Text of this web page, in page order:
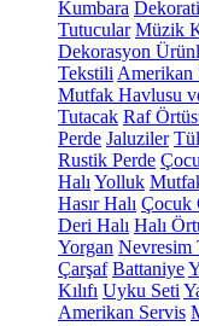
Kumbara
Tutucular Müzik
Dekorasyon
Tekstili Amerikan
Mutfak Havlusu
Tutacak Raf
Perde Jaluziler
Rustik Perde
Halı Yolluk
Hasır Halı Çocuk
Deri Halı Halı
Yorgan Nevresim
Çarşaf Battaniye
Kılıfı Uyku Seti
Amerikan Servis